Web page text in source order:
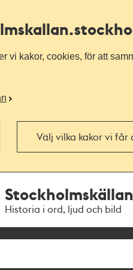
vi kakor, cookies, för att
Välj vilka kakor vi får
Stockholmskällan
Historia i ord, ljud och bild